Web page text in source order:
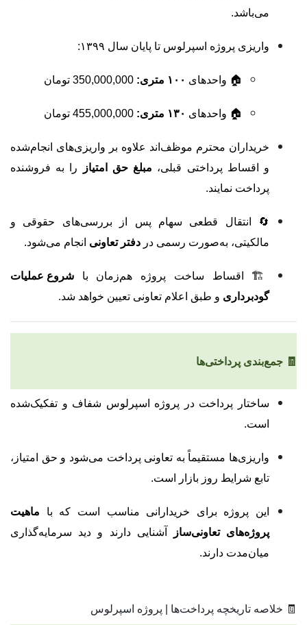
می‌باشد.
واریزی پروژه اسپرلوس تا پایان سال ۱۳۹۹:
🏠 واحدهای ۱۰۰ متری:
🏠 واحدهای ۱۳۰ متری:
خریداران محترم موظف‌اند علاوه بر واریزی‌های انجام‌شده
و اقساط پرداختی قبلی، مبلغ حق امتیاز
را به فروشنده
پرداخت نمایند.
🔄 انتقال قطعی سهام پس از بررسی‌های حقوقی و
مالکیتی، به‌صورت رسمی در دفتر تعاونی انجام می‌شود.
🏗 اقساط ساخت پروژه هم‌زمان با شروع عملیات
گودبرداری و طبق اعلام تعاونی تعیین خواهد شد.
🧾 جمع‌بندی پرداختی‌ها
ساختار پرداخت در پروژه اسپرلوس شفاف و تفکیک‌شده
است.
واریزی‌ها مستقیماً به تعاونی پرداخت می‌شود و حق امتیاز،
تابع شرایط روز بازار است.
این پروژه برای خریدارانی مناسب است که با ماهیت
پروژه‌های تعاونی‌ساز
آشنایی دارند و دید سرمایه‌گذاری
میان‌مدت دارند.
🧾 خلاصه تاریخچه پرداخت‌ها | پروژه اسپرلوس